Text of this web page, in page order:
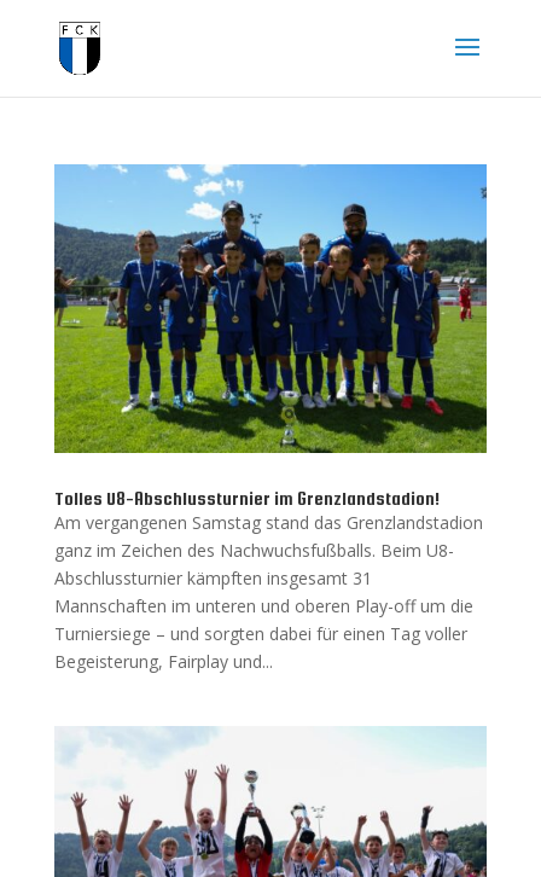
Tolles U8-Abschlussturnier im Grenzlandstadion!
Am vergangenen Samstag stand das Grenzlandstadion
ganz im Zeichen des Nachwuchsfußballs. Beim U8-
Abschlussturnier kämpften insgesamt 31
Mannschaften im unteren und oberen Play-off um die
Turniersiege – und sorgten dabei für einen Tag voller
Begeisterung, Fairplay und...